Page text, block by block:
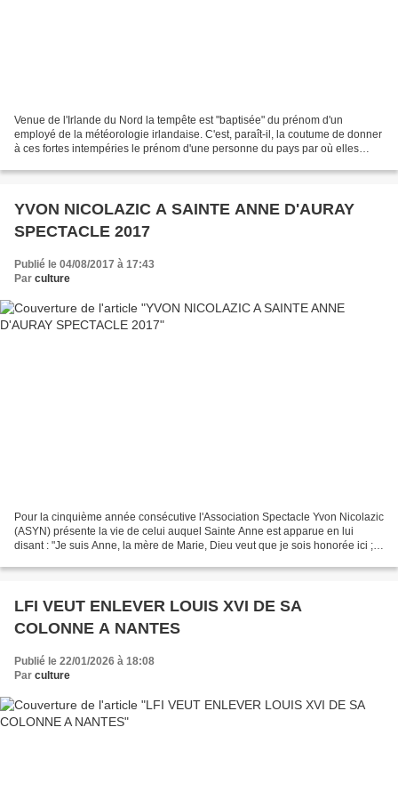
Venue de l'Irlande du Nord la tempête est "baptisée" du prénom d'un
employé de la météorologie irlandaise. C'est, paraît-il, la coutume de donner
à ces fortes intempéries le prénom d'une personne du pays par où elles
YVON NICOLAZIC A SAINTE ANNE D'AURAY
SPECTACLE 2017
Publié le 04/08/2017 à 17:43
Par culture
Pour la cinquième année consécutive l'Association Spectacle Yvon Nicolazic
(ASYN) présente la vie de celui auquel Sainte Anne est apparue en lui
disant : "Je suis Anne, la mère de Marie, Dieu veut que je sois honorée ici ;
LFI VEUT ENLEVER LOUIS XVI DE SA
COLONNE A NANTES
Publié le 22/01/2026 à 18:08
Par culture